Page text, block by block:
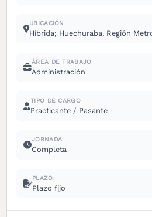
UBICACIÓN
Híbrida; Huechuraba, Región
ÁREA DE TRABAJO
Administración
TIPO DE CARGO
Practicante / Pasante
JORNADA
Completa
PLAZO
Plazo fijo